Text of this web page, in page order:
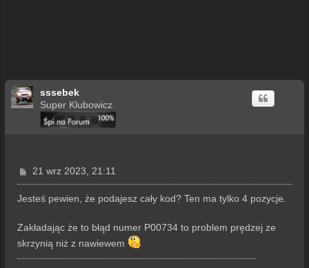
sssebek
Super Klubowicz
P
o
s
21 wrz 2023, 21:11
Jesteś pewien, że podajesz cały kod? Ten ma tylko 4 pozycje.
Zakładając że to błąd numer P00734 to problem prędzej ze
skrzynią niż z nawiewem